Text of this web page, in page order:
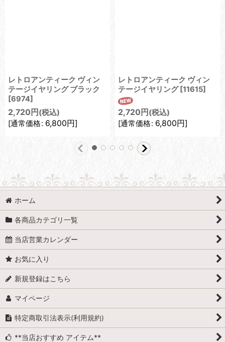
レトロアンティーク ヴィン
テージイヤリング ブラック
[6974]
2,720 円 (税込)
[通常価格: 6,800円]
レトロアンティーク ヴィン
テージイヤリング [11615]
2,720 円 (税込)
[通常価格: 6,800円]
ホーム
各商品カテゴリ一覧
当店営業カレンダー
お気に入り
新規登録はこちら
マイページ
特定商取引法表示(利用規約)
**当店おすすめ アイテム**